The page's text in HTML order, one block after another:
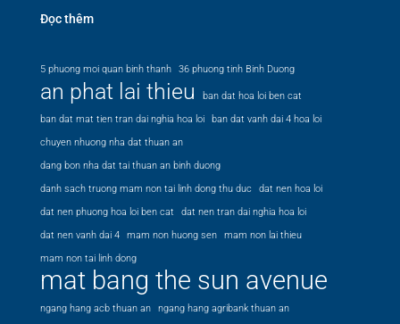
Đọc thêm
5 phuong moi quan binh thanh 36 phuong tinh Binh Duong
an phat lai thieu
ban dat hoa loi ben cat
ban dat mat tien tran dai nghia hoa loi
ban dat vanh dai 4 hoa loi
chuyen nhuong nha dat thuan an
dang bon nha dat tai thuan an binh duong
danh sach truong mam non tai linh dong thu duc
dat nen hoa loi
dat nen phuong hoa loi ben cat
dat nen tran dai nghia hoa loi
dat nen vanh dai 4
mam non huong sen
mam non lai thieu
mam non tai linh dong
mat bang the sun avenue
ngang hang acb thuan an
ngang hang agribank thuan an